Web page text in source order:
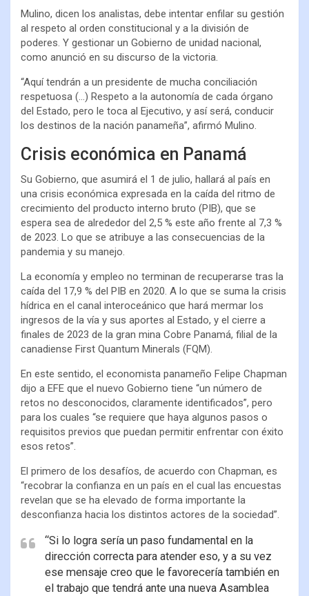
Mulino, dicen los analistas, debe intentar enfilar su gestión
al respeto al orden constitucional y a la división de
poderes. Y gestionar un Gobierno de unidad nacional,
como anunció en su discurso de la victoria.
“Aquí tendrán a un presidente de mucha conciliación
respetuosa (…) Respeto a la autonomía de cada órgano
del Estado, pero le toca al Ejecutivo, y así será, conducir
los destinos de la nación panameña”, afirmó Mulino.
Crisis económica en Panamá
Su Gobierno, que asumirá el 1 de julio, hallará al país en
una crisis económica expresada en la caída del ritmo de
crecimiento del producto interno bruto (PIB), que se
espera sea de alrededor del 2,5 % este año frente al 7,3 %
de 2023. Lo que se atribuye a las consecuencias de la
pandemia y su manejo.
La economía y empleo no terminan de recuperarse tras la
caída del 17,9 % del PIB en 2020. A lo que se suma la crisis
hídrica en el canal interoceánico que hará mermar los
ingresos de la vía y sus aportes al Estado, y el cierre a
finales de 2023 de la gran mina Cobre Panamá, filial de la
canadiense First Quantum Minerals (FQM).
En este sentido, el economista panameño Felipe Chapman
dijo a EFE que el nuevo Gobierno tiene “un número de
retos no desconocidos, claramente identificados”, pero
para los cuales “se requiere que haya algunos pasos o
requisitos previos que puedan permitir enfrentar con éxito
esos retos”.
El primero de los desafíos, de acuerdo con Chapman, es
“recobrar la confianza en un país en el cual las encuestas
revelan que se ha elevado de forma importante la
desconfianza hacia los distintos actores de la sociedad”.
“Si lo logra sería un paso fundamental en la
dirección correcta para atender eso, y a su vez
ese mensaje creo que le favorecería también en
el trabajo que tendrá ante una nueva Asamblea